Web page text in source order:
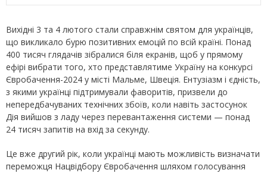
Вихідні 3 та 4 лютого стали справжнім святом для українців,
що викликало бурю позитивних емоцій по всій країні. Понад
400 тисяч глядачів зібралися біля екранів, щоб у прямому
ефірі вибрати того, хто представлятиме Україну на конкурсі
Євробачення-2024 у місті Мальме, Швеція. Ентузіазм і єдність,
з якими українці підтримували фаворитів, призвели до
непередбачуваних технічних збоїв, коли навіть застосунок
Дія вийшов з ладу через перевантаження системи — понад
24 тисяч запитів на вхід за секунду.
Це вже другий рік, коли українці мають можливість визначати
переможця Нацвідбору Євробачення шляхом голосування